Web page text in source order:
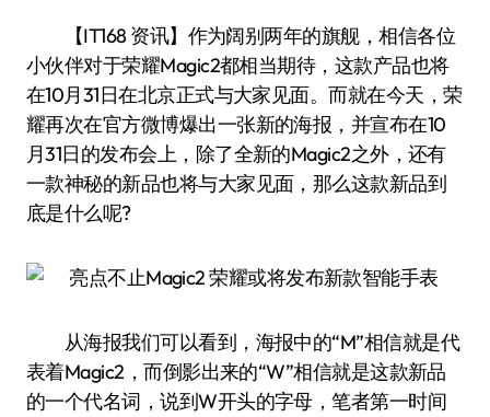
【IT168 资讯】作为阔别两年的旗舰，相信各位
小伙伴对于荣耀Magic2都相当期待，这款产品也将
在10月31日在北京正式与大家见面。而就在今天，荣
耀再次在官方微博爆出一张新的海报，并宣布在10
月31日的发布会上，除了全新的Magic2之外，还有
一款神秘的新品也将与大家见面，那么这款新品到
底是什么呢?
从海报我们可以看到，海报中的“M”相信就是代
表着Magic2，而倒影出来的“W”相信就是这款新品
的一个代名词，说到W开头的字母，笔者第一时间